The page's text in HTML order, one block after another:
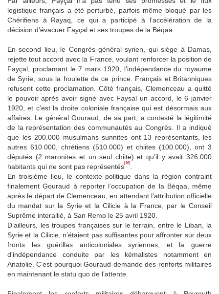
logistique français a été perturbé, parfois même bloqué par les
Chérifiens à Rayaq, ce qui a participé à l’accélération de la
décision d’évacuer Fayçal et ses troupes de la Béqaa.
En second lieu, le Congrès général syrien, qui siège à Damas,
rejette tout accord avec la France, voulant renforcer la position de
Fayçal, proclamant le 7 mars 1920, l’indépendance du royaume
de Syrie, sous la houlette de ce prince. Français et Britanniques
refusent cette proclamation. Côté français, Clemenceau a quitté
le pouvoir après avoir signé avec Faysal un accord, le 6 janvier
1920, et c’est la droite coloniale française qui est désormais aux
affaires. Le général Gouraud, de sa part, a contesté la légitimité
de la représentation des communautés au Congrès. Il a indiqué
que les 200.000 musulmans sunnites ont 13 représentants, les
autres 610.000, chrétiens (510.000) et chiites (100.000), ont 3
députés (2 maronites et un seul chiite) et qu’il y avait 326.000
habitants qui ne sont pas représentés[16]
En troisième lieu, le contexte politique dans la région contraint
finalement Gouraud à reporter l’occupation de la Béqaa, même
après le départ de Clemenceau, en attendant l’attribution officielle
du mandat sur la Syrie et la Cilicie à la France, par le Conseil
Suprême interallié, à San Remo le 25 avril 1920.
D’ailleurs, les troupes françaises sur le terrain, entre le Liban, la
Syrie et la Cilicie, n’étaient pas suffisantes pour affronter sur deux
fronts les guérillas anticoloniales syriennes, et la guerre
d’indépendance conduite par les kémalistes notamment en
Anatolie. C’est pourquoi Gouraud demande des renforts militaires
en maintenant le statu quo de l’attente.